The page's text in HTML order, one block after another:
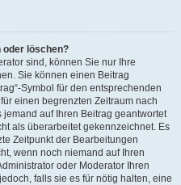
oder löschen?
sind, können Sie nur Ihre
Sie können einen Beitrag
Symbol für den entsprechenden
einen begrenzten Zeitraum nach
auf Ihren Beitrag geantwortet
als überarbeitet gekennzeichnet. Es
Zeitpunkt der Bearbeitungen
wenn noch niemand auf Ihren
oder Moderator Ihren
falls sie es für nötig halten, eine